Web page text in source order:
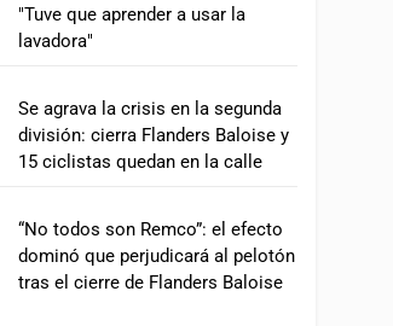
"Tuve que aprender a usar la
lavadora"
Se agrava la crisis en la segunda
división: cierra Flanders Baloise y
15 ciclistas quedan en la calle
“No todos son Remco”: el efecto
dominó que perjudicará al pelotón
tras el cierre de Flanders Baloise